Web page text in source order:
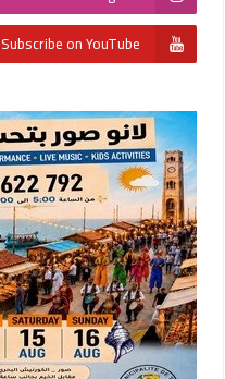
Subscribe on YouTube